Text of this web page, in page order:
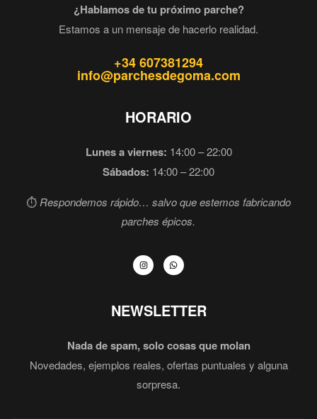
¿Hablamos de tu próximo parche?
Estamos a un mensaje de hacerlo realidad.
+34 607381294
info@parchesdegoma.com
HORARIO
Lunes a viernes: 14:00 – 22:00
Sábados: 14:00 – 22:00
⏱️ Respondemos rápido… salvo que estemos fabricando
parches épicos.
NEWSLETTER
Nada de spam, solo cosas que molan
Novedades, ejemplos reales, ofertas puntuales y alguna
sorpresa.